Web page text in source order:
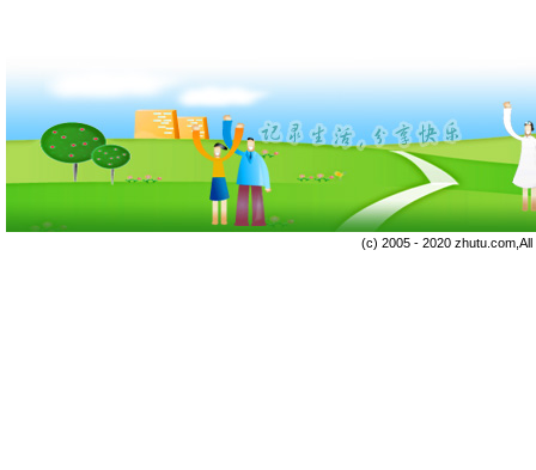
(c) 2005 - 2020